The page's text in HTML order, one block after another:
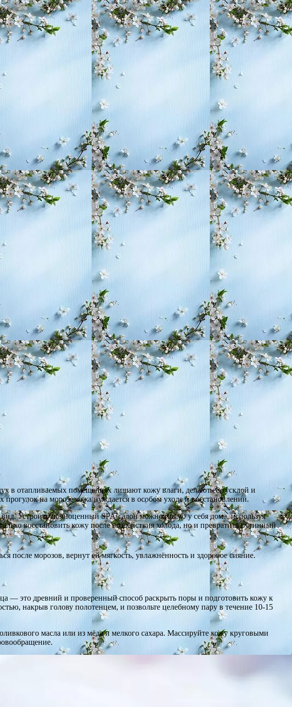
в отапливаемых помещениях лишают кожу влаги, делают её тусклой и
на морозе кожа нуждается в особом уходе и восстановлении.
Устроить полноценный SPA-салон можно прямо у себя дома, используя
восстановить кожу после воздействия холода, но и превратить рутинный
после морозов, вернут ей мягкость, увлажнённость и здоровое сияние.
— это древний и проверенный способ раскрыть поры и подготовить кожу к
накрыв голову полотенцем, и позвольте целебному пару в течение 10-15
масла или из мёда и мелкого сахара. Массируйте кожу круговыми